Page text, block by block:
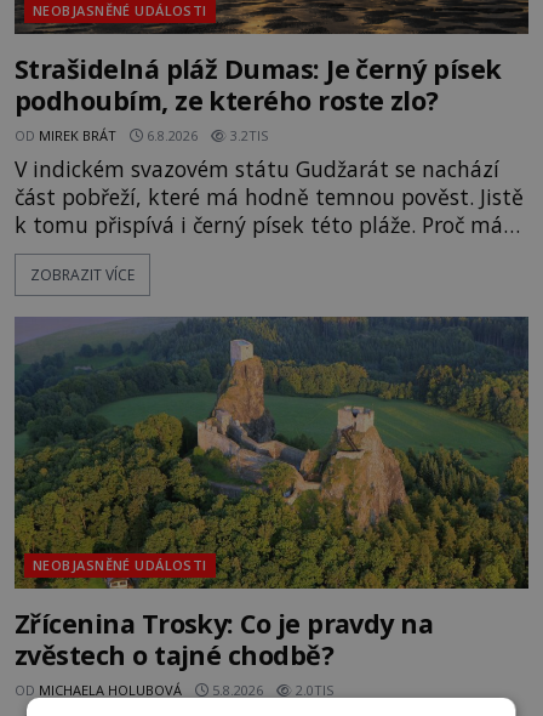
NEOBJASNĚNÉ UDÁLOSTI
Strašidelná pláž Dumas: Je černý písek
podhoubím, ze kterého roste zlo?
OD MIREK BRÁT 6.8.2026 3.2TIS
V indickém svazovém státu Gudžarát se nachází
část pobřeží, které má hodně temnou pověst. Jistě
k tomu přispívá i černý písek této pláže. Proč má
pláž takové netypické zbarvení? Nakolik jsou
pravdivé historky, že zde došlo k nevysvětlitelným
následovat. Vstupujeme na pláž Dumas ve městě
Surat. Gu
ZOBRAZIT VÍCE
NEOBJASNĚNÉ UDÁLOSTI
Zřícenina Trosky: Co je pravdy na
zvěstech o tajné chodbě?
OD MICHAELA HOLUBOVÁ 5.8.2026 2.0TIS